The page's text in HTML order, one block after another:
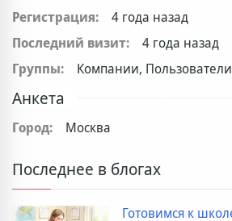
Регистрация:
4 года назад
Последний визит:
4 года назад
Группы:
Компании, Пользователи
Анкета
Город: Москва
Последнее в блогах
Готовимся к